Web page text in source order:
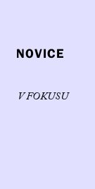
NOVICE
V FOKUSU